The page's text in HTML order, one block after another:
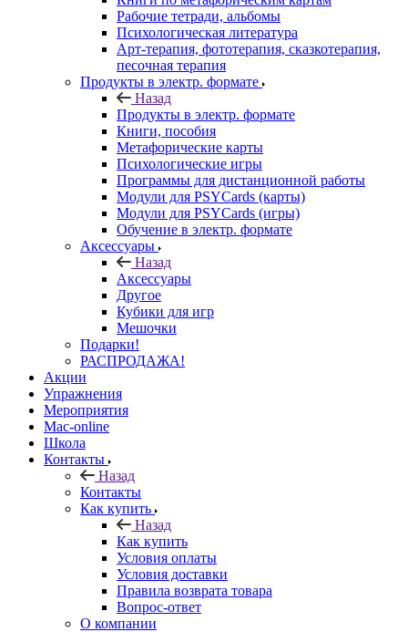
Рабочие тетради, альбомы
Психологическая литература
Арт-терапия, фототерапия, сказкотерапия,
песочная терапия
Продукты в электр. формате
Назад
Продукты в электр. формате
Книги, пособия
Метафорические карты
Психологические игры
Программы для дистанционной работы
Модули для PSYCards (карты)
Модули для PSYCards (игры)
Обучение в электр. формате
Аксессуары
Назад
Аксессуары
Другое
Кубики для игр
Мешочки
Подарки!
РАСПРОДАЖА!
Акции
Упражнения
Мероприятия
Mac-online
Школа
Контакты
Назад
Контакты
Как купить
Назад
Как купить
Условия оплаты
Условия доставки
Правила возврата товара
Вопрос-ответ
О компании